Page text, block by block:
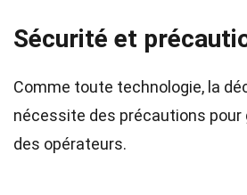
Sécurité et
Comme toute technologie, la
nécessite des précautions
des opérateurs.